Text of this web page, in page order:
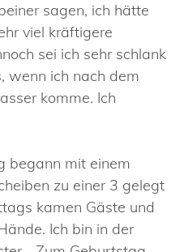
sagen, ich hätte
viel kräftigere
sei ich sehr schlank
wenn ich nach dem
komme. Ich
begann mit einem
zu einer 3 gelegt
kamen Gäste und
Ich bin in der